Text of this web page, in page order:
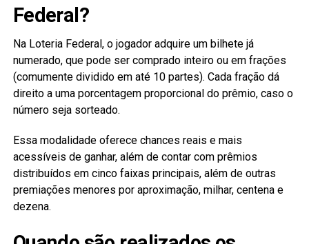
Federal?
Na Loteria Federal, o jogador adquire um bilhete já
numerado, que pode ser comprado inteiro ou em frações
(comumente dividido em até 10 partes). Cada fração dá
direito a uma porcentagem proporcional do prêmio, caso o
número seja sorteado.
Essa modalidade oferece chances reais e mais
acessíveis de ganhar, além de contar com prêmios
distribuídos em cinco faixas principais, além de outras
premiações menores por aproximação, milhar, centena e
dezena.